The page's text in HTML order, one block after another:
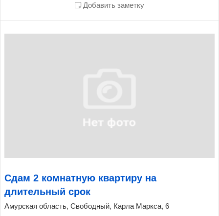
Добавить заметку
Сдам 2 комнатную квартиру на
длительный срок
Амурская область, Свободный, Карла Маркса, 6